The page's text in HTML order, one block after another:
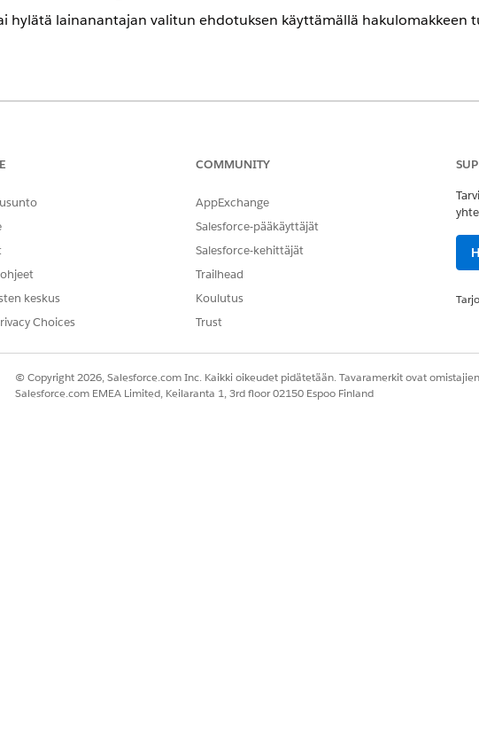
hylätä lainanantajan valitun ehdotuksen käyttämällä hakulomakkeen
Ajoneuvo- ja omaisuuksien lainaus -
-sivustolle.
valittu ehdotus työoppaan lisätiedoista Hakemislomakkeen tuote -
ehdotus merkitään Hakijan ja lainanantajan valittu -pilkulla.
keskus
Choices
COMMUNITY
AppExchange
Salesforce-pääkäyttäjät
Salesforce-kehittäjät
Trailhead
Koulutus
Trust
© Copyright 2026, Salesforce.com Inc. Kaikki oikeudet pidätetään. Tavaramerkit ovat
Salesforce.com EMEA Limited, Keilaranta 1, 3rd floor 02150 Espoo Finland